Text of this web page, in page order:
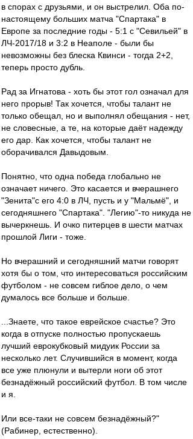
в спорах с друзьями, и он выстрелил. Оба по-
настоящему больших матча "Спартака" в
Европе за последние годы - 5:1 с "Севильей" в
ЛЧ-2017/18 и 3:2 в Неаполе - были бы
невозможны без блеска Квинси - тогда 2+2,
теперь просто дубль.
Рад за Игнатова - хоть бы этот гол означал для
него прорыв! Так хочется, чтобы талант не
только обещал, но и выполнял обещания - нет,
не словесные, а те, на которые даёт надежду
его дар. Как хочется, чтобы талант не
оборачивался Давыдовым.
Понятно, что одна победа глобально не
означает ничего. Это касается и вчерашнего
"Зенита"с его 4:0 в ЛЧ, пусть и у "Мальмё", и
сегодняшнего "Спартака". "Легию"-то никуда не
вычеркнешь. И очко питерцев в шести матчах
прошлой Лиги - тоже.
Но вчерашний и сегодняшний матчи говорят
хотя бы о том, что интересоваться российским
футболом - не совсем гиблое дело, о чем
думалось все больше и больше.
...Знаете, что такое еврейское счастье? Это
когда в отпуске полностью пропускаешь
лучший еврокубковый мидуик России за
несколько лет. Случившийся в момент, когда
все уже плюнули и вытерли ноги об этот
безнадёжный российский футбол. В том числе
и я.
Или все-таки не совсем безнадёжный?"
(Рабинер, естественно).